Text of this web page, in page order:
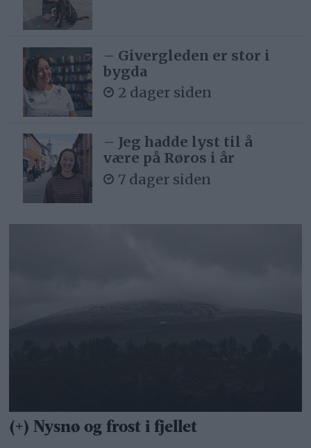
– Givergleden er stor i
bygda
2 dager siden
– Jeg hadde lyst til å
være på Røros i år
7 dager siden